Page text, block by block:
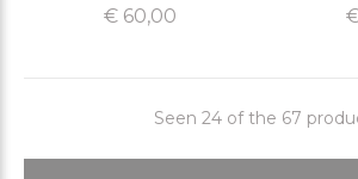
€ 60,00
Seen 24 of the 67